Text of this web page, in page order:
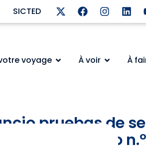
SICTED
voyage À voir À
pruebas de
n.º 1, anuncio